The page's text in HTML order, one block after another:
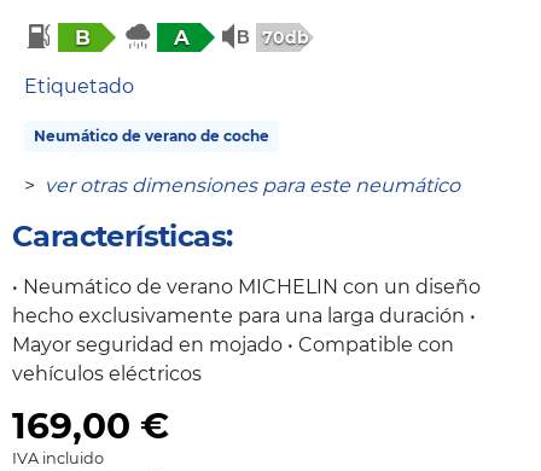
B A 70db
Etiquetado
Neumático de verano de coche
> ver otras dimensiones para este neumático
Características:
• Neumático de verano MICHELIN con un diseño
hecho exclusivamente para una larga duración •
Mayor seguridad en mojado • Compatible con
vehículos eléctricos
169,00 €
IVA incluido